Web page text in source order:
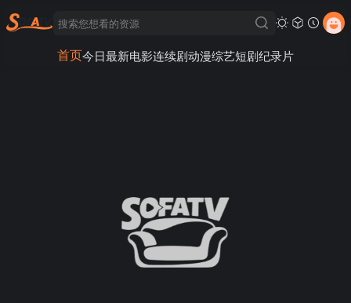
首页今日最新电影连续剧动漫综艺短剧纪录片